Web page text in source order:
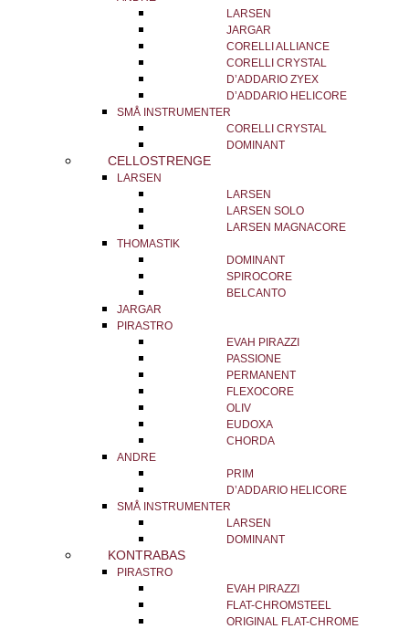
LARSEN
JARGAR
CORELLI ALLIANCE
CORELLI CRYSTAL
D’ADDARIO ZYEX
D’ADDARIO HELICORE
SMÅ INSTRUMENTER
CORELLI CRYSTAL
DOMINANT
CELLOSTRENGE
LARSEN
LARSEN
LARSEN SOLO
LARSEN MAGNACORE
THOMASTIK
DOMINANT
SPIROCORE
BELCANTO
JARGAR
PIRASTRO
EVAH PIRAZZI
PASSIONE
PERMANENT
FLEXOCORE
OLIV
EUDOXA
CHORDA
ANDRE
PRIM
D’ADDARIO HELICORE
SMÅ INSTRUMENTER
LARSEN
DOMINANT
KONTRABAS
PIRASTRO
EVAH PIRAZZI
FLAT-CHROMSTEEL
ORIGINAL FLAT-CHROME